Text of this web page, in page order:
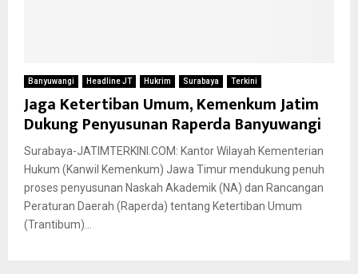
Banyuwangi Headline JT Hukrim Surabaya Terkini
Jaga Ketertiban Umum, Kemenkum Jatim
Dukung Penyusunan Raperda Banyuwangi
Surabaya-JATIMTERKINI.COM: Kantor Wilayah Kementerian
Hukum (Kanwil Kemenkum) Jawa Timur mendukung penuh
proses penyusunan Naskah Akademik (NA) dan Rancangan
Peraturan Daerah (Raperda) tentang Ketertiban Umum
(Trantibum)...